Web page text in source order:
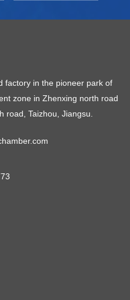
zone in Zhenxing north road
road, Taizhou, Jiangsu.